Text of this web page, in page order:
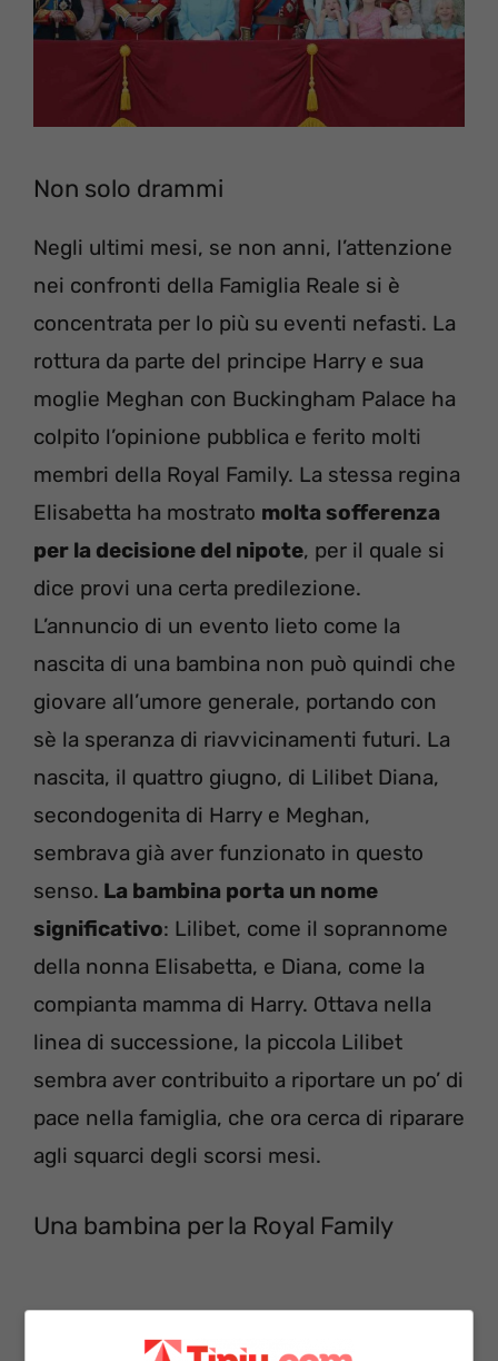
Non solo drammi
Negli ultimi mesi, se non anni, l’attenzione
nei confronti della Famiglia Reale si è
concentrata per lo più su eventi nefasti. La
rottura da parte del principe Harry e sua
moglie Meghan con Buckingham Palace ha
colpito l’opinione pubblica e ferito molti
membri della Royal Family. La stessa regina
Elisabetta ha mostrato molta sofferenza
per la decisione del nipote, per il quale si
dice provi una certa predilezione.
L’annuncio di un evento lieto come la
nascita di una bambina non può quindi che
giovare all’umore generale, portando con
sè la speranza di riavvicinamenti futuri. La
nascita, il quattro giugno, di Lilibet Diana,
secondogenita di Harry e Meghan,
sembrava già aver funzionato in questo
senso. La bambina porta un nome
significativo: Lilibet, come il soprannome
della nonna Elisabetta, e Diana, come la
compianta mamma di Harry. Ottava nella
linea di successione, la piccola Lilibet
sembra aver contribuito a riportare un po’ di
pace nella famiglia, che ora cerca di riparare
agli squarci degli scorsi mesi.
Una bambina per la Royal Family